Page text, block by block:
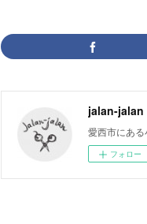
jalan-jalan
愛西市にある
フォロー